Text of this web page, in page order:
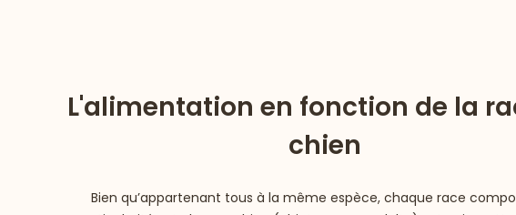
L'alimentation en fonction de la
chien
Bien qu’appartenant tous à la même espèce, chaque race